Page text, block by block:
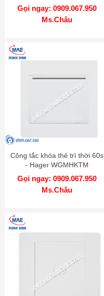
Gọi ngay: 0909.067.950
Ms.Châu
Công tắc khóa thẻ trì thời 60s
- Hager WGMHKTM
Gọi ngay: 0909.067.950
Ms.Châu